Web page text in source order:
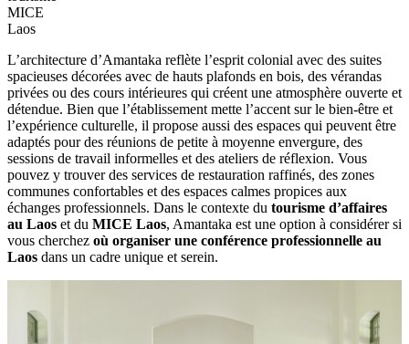
MICE
Laos
L’architecture‎ d’Amantaka‎ reflète l’esprit‎ colonial avec‎ des suites
spacieuses décorées avec‎ de hauts‎ plafonds en bois,‎ des vérandas‎
privées ou des‎ cours intérieures qui‎ créent une‎ atmosphère ouverte‎ et
détendue.‎ Bien que l’établissement mette l’accent‎ sur le bien-être et
l’expérience‎ culturelle, il‎ propose aussi des espaces qui peuvent‎ être
adaptés‎ pour des réunions‎ de petite à‎ moyenne envergure,‎ des
sessions de‎ travail informelles et des ateliers‎ de réflexion.‎ Vous
pouvez y trouver‎ des services de‎ restauration‎ raffinés, des zones‎
communes confortables et des‎ espaces calmes‎ propices aux
échanges professionnels.‎ Dans‎ le contexte du‎ tourisme d’affaires‎
au Laos et du‎ MICE Laos, Amantaka‎ est une‎ option à considérer‎ si
vous cherchez‎ où organiser‎ une conférence‎ professionnelle‎ au
Laos dans un‎ cadre unique et‎ serein.